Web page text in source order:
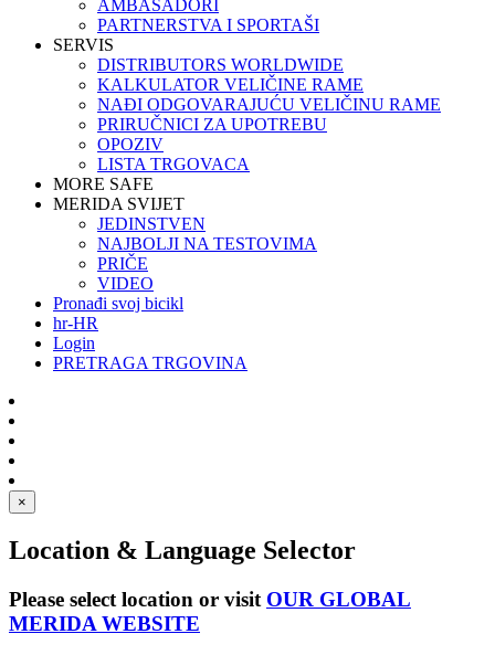
AMBASADORI
PARTNERSTVA I SPORTAŠI
SERVIS
DISTRIBUTORS WORLDWIDE
KALKULATOR VELIČINE RAME
NAĐI ODGOVARAJUĆU VELIČINU RAME
PRIRUČNICI ZA UPOTREBU
OPOZIV
LISTA TRGOVACA
MORE SAFE
MERIDA SVIJET
JEDINSTVEN
NAJBOLJI NA TESTOVIMA
PRIČE
VIDEO
Pronađi svoj bicikl
hr-HR
Login
PRETRAGA TRGOVINA
×
Location & Language Selector
Please select location or visit OUR GLOBAL
MERIDA WEBSITE